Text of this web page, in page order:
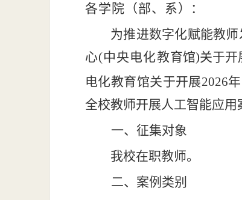
各学院（部、系）：
为推进数字化赋能教
心(中央电化教育馆)关于开
电化教育馆关于开展2026
全校教师开展人工智能应用
一、征集对象
我校在职教师。
二、案例类别